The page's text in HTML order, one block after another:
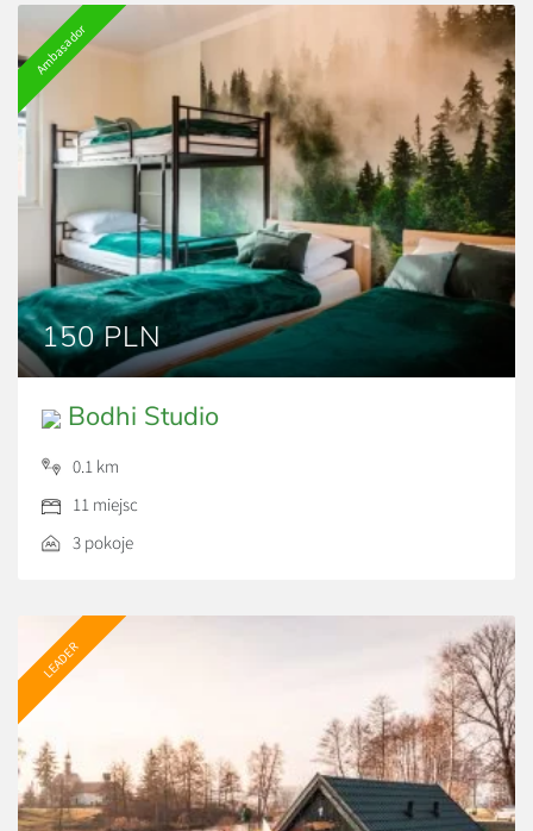
Ambasador
150 PLN
Bodhi Studio
0.1 km
11 miejsc
3 pokoje
LEADER